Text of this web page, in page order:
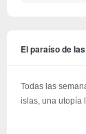
El paraíso de
Todas las
islas, una utopía